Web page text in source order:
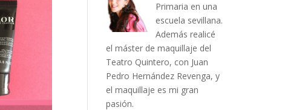
Primaria en una
escuela sevillana.
Además realicé
el máster de maquillaje del
Teatro Quintero, con Juan
Pedro Hernández Revenga, y
el maquillaje es mi gran
pasión.